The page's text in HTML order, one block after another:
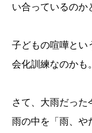
い合っているのか
子どもの喧嘩とい
会化訓練なのかも。
さて、大雨だった
雨の中を「雨、や